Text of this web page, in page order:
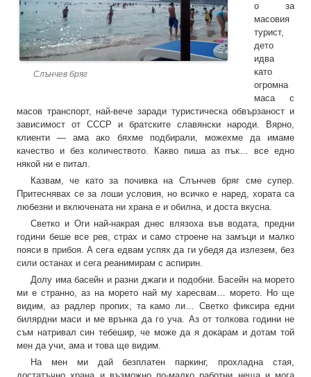
Слънчев бряг
о за
масовия
турист,
дето
идва
като
огромна
маса с
масов транспорт, най-вече заради туристическа обвързаност и
зависимост от СССР и братските славянски народи. Вярно,
клиенти — ама ако бяхме подбирали, можехме да имаме
качество и без количеството. Какво пиша аз пък… все едно
някой ни е питал.
Казвам, че като за почивка на Слънчев бряг сме супер.
Притеснявах се за лоши условия, но всичко е наред, хората са
любезни и включената ни храна е и обилна, и доста вкусна.
Светко и Оги най-накрая днес влязоха във водата, предни
години беше все рев, страх и само строене на замъци и малко
пояси в прибоя. А сега едвам успях да ги убедя да излезем, без
сили останах и сега реанимирам с аспирин.
Долу има басейн и разни джаги и подобни. Басейн на морето
ми е странно, аз на морето най му харесвам… морето. Но ще
видим, аз радлер пропих, та камо ли… Светко фиксира едни
билярдни маси и ме врънка да го уча. Аз от толкова години не
съм натривал син тебешир, че може да я докарам и дотам той
мен да учи, ама и това ще видим.
На мен ми дай безплатен паркинг, прохладна стая,